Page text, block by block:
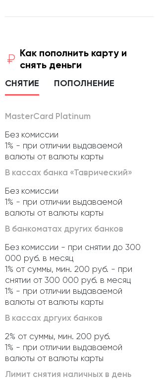
Как пополнить карту и
снять деньги
СНЯТИЕ ПОПОЛНЕНИЕ
MasterCard Platinum
Без комиссии
1% - при отличии выдаваемой
валюты от валюты карты
В кассах банка «Таврический»
Без комиссии
1% - при отличии выдаваемой
валюты от валюты карты
В банкоматах других банков
Без комиссии - при снятии до 300
000 руб. в месяц
1% от суммы, мин. 200 руб. - при
снятии от 300 000 руб. в месяц
1% - при отличии выдаваемой
валюты от валюты карты
В кассах дргуих банков
2% от суммы, мин. 200 руб.
1% - при отличии выдаваемой
валюты от валюты карты
Лимит снятия наличных в день